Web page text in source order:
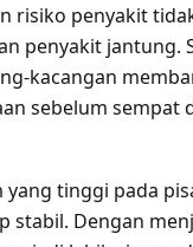
risiko penyakit
penyakit jantung.
kacangan
sebelum sempat
tinggi pada
stabil. Dengan